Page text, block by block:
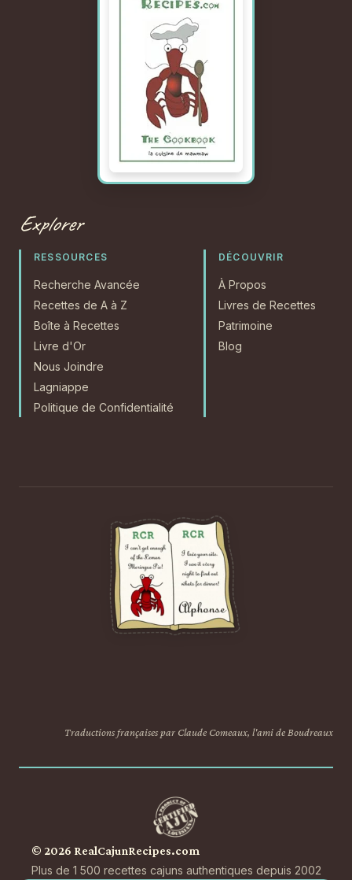
Explorer
RESSOURCES
Recherche Avancée
Recettes de A à Z
Boîte à Recettes
Livre d'Or
Nous Joindre
Lagniappe
Politique de Confidentialité
DÉCOUVRIR
À Propos
Livres de Recettes
Patrimoine
Blog
Traductions françaises par Claude Comeaux, l'ami de Boudreaux
© 2026 RealCajunRecipes.com
Plus de 1 500 recettes cajuns authentiques depuis 2002